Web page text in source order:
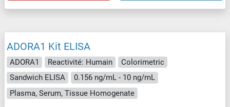
ADORA1 Kit ELISA
ADORA1 Reactivité: Humain
Colorimetric
Sandwich ELISA
0.156 ng/mL - 10 ng/mL
Plasma, Serum, Tissue Homogenate